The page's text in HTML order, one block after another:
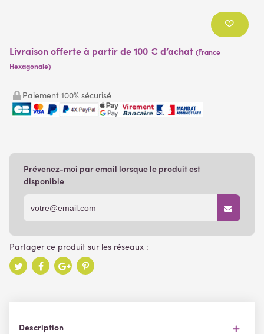
Livraison offerte à partir de 100 € d’achat (France
Hexagonale)
Paiement 100% sécurisé
Prévenez-moi par email lorsque le produit est
disponible
Description